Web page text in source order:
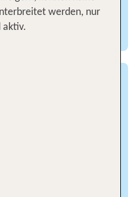
Deutschland,
auf nur einer Strecke.
werden, nur
aktiv.